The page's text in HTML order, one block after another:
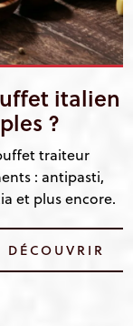
italien
?
traiteur
: antipasti,
et plus encore.
DÉCOUVRIR